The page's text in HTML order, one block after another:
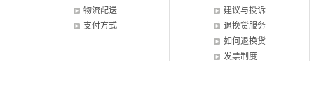
物流配送
支付方式
建议与投诉
退换货服务
如何退换货
发票制度